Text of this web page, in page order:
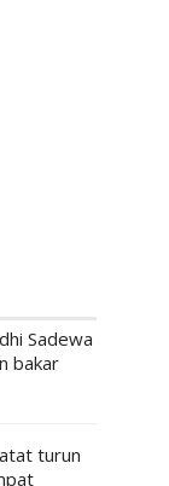
Sadewa
bakar
turun